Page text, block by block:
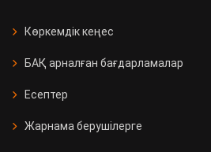
Көркемдік кеңес
БАҚ арналған бағдарламалар
Есептер
Жарнама берушілерге